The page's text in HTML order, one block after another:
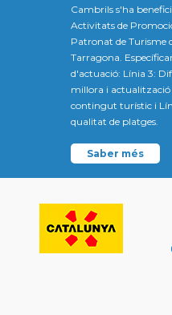
Cambrils s'ha
Activitats de
Patronat de Turisme
Tarragona.
d'actuació: Línia 3:
millora i actualització
contingut turístic i
qualitat de platges.
Saber més